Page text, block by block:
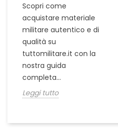
Scopri come
acquistare materiale
militare autentico e di
qualità su
tuttomilitare.it con la
nostra guida
completa...
Leggi tutto